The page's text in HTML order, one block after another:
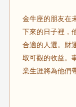
金牛座的朋友在
下來的日子裡，
合適的人選。財
取可觀的收益。
業生涯將為他們